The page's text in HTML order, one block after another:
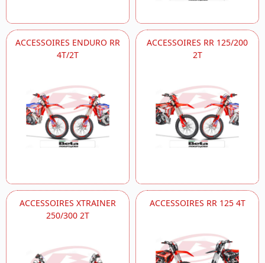
ACCESSOIRES ENDURO RR
4T/2T
ACCESSOIRES RR 125/200
2T
ACCESSOIRES XTRAINER
250/300 2T
ACCESSOIRES RR 125 4T